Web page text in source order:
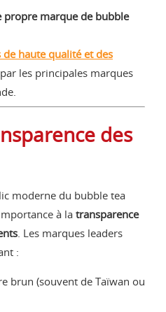
propre marque de bubble
haute qualité et des
les principales marques
des
moderne du bubble tea
à la transparence
. Les marques leaders
:
brun (souvent de Taïwan ou